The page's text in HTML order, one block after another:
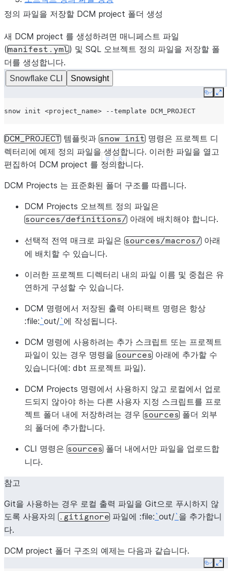
정의 파일을 저장할 DCM project 폴더 생성
새 DCM project 를 생성하려면 매니페스트 파일
(manifest.yml) 및 SQL 오브젝트 정의 파일을 저장할 폴
더를 생성합니다.
Snowflake CLI Snowsight
Copy
snow init <project_name> --template
Show less
See more
DCM_PROJECT 템플릿과 snow init 명령은 프로젝트 디
렉터리에 예제 정의 파일을 생성합니다. 이러한 파일을 열고
편집하여 DCM project 를 정의합니다.
DCM Projects 는 표준화된 폴더 구조를 따릅니다.
DCM Projects 오브젝트 정의 파일은
sources/definitions/ 아래에 배치해야 합니다.
선택적 전역 매크로 파일은 sources/macros/ 아래
에 배치할 수 있습니다.
이러한 프로젝트 디렉터리 내의 파일 이름 및 중첩은 유
연하게 구성할 수 있습니다.
DCM 명령에서 저장된 출력 아티팩트 명령은 항상
:file:`out/`에 작성됩니다.
DCM 명령에 사용하려는 추가 스크립트 또는 프로젝트
파일이 있는 경우 명령을 sources 아래에 추가할 수
있습니다(예: dbt 프로젝트 파일).
DCM Projects 명령에서 사용하지 않고 로컬에서 업로
드되지 않아야 하는 다른 사용자 지정 스크립트를 프로
젝트 폴더 내에 저장하려는 경우 sources 폴더 외부
의 폴더에 추가합니다.
CLI 명령은 sources 폴더 내에서만 파일을 업로드합
니다.
참고
Git을 사용하는 경우 로컬 출력 파일을 Git으로 푸시하지 않
도록 사용자의 .gitignore 파일에 :file:`out/`을 추가합니
다.
DCM project 폴더 구조의 예제는 다음과 같습니다.
Copy